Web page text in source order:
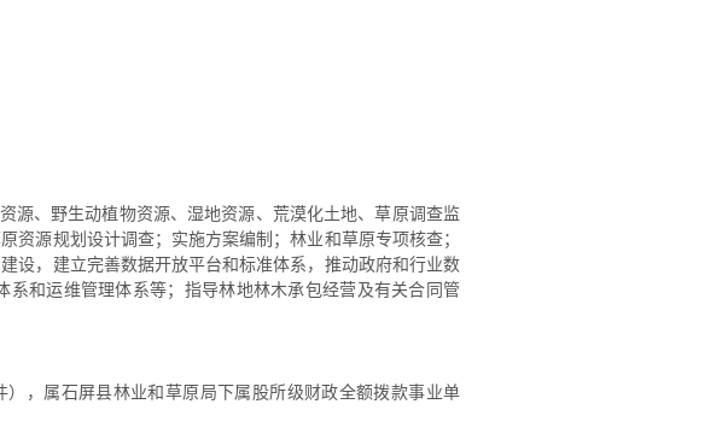
源、野生动植物资源、湿地资源、荒漠化土地、草原调查监
源规划设计调查；实施方案编制；林业和草原专项核查；
设，建立完善数据开放平台和标准体系，推动政府和行业数
和运维管理体系等；指导林地林木承包经营及有关合同管
，属石屏县林业和草原局下属股所级财政全额拨款事业单